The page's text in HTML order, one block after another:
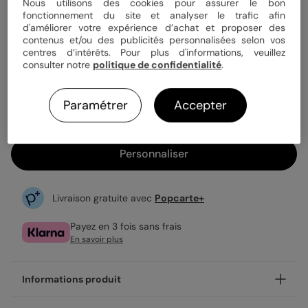
1,23 €
Fabrication française
Expédition rapide en 24h
Personnaliser
Livraison gratuite avec Popcarte+
Payez en 3 fois sans frais
En savoir plus
Informations produit
fonctionnement du site et analyser le trafic afin
d'améliorer votre expérience d’achat et proposer des
contenus et/ou des publicités personnalisées selon vos
centres d’intérêts. Pour plus d'informations, veuillez
consulter notre politique de confidentialité.
Paramétrer Accepter